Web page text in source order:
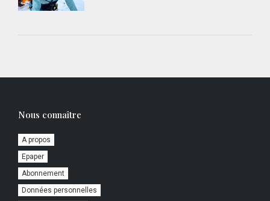
Nous connaître
A propos
Epaper
Abonnement
Données personnelles